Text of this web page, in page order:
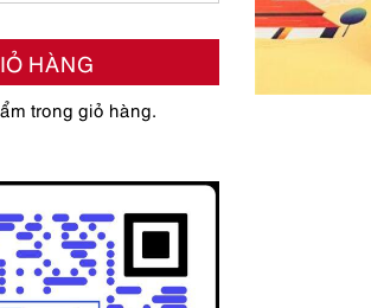
HÀNG
trong giỏ hàng.